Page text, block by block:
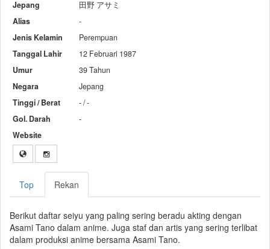
Jepang
田野 アサミ
Alias
-
Jenis Kelamin
Perempuan
Tanggal Lahir
12 Februari 1987
Umur
39 Tahun
Negara
Jepang
Tinggi / Berat
- / -
Gol. Darah
-
Website
Top Rekan
Berikut daftar seiyu yang paling sering beradu akting dengan
Asami Tano dalam anime. Juga staf dan artis yang sering terlibat
dalam produksi anime bersama Asami Tano.